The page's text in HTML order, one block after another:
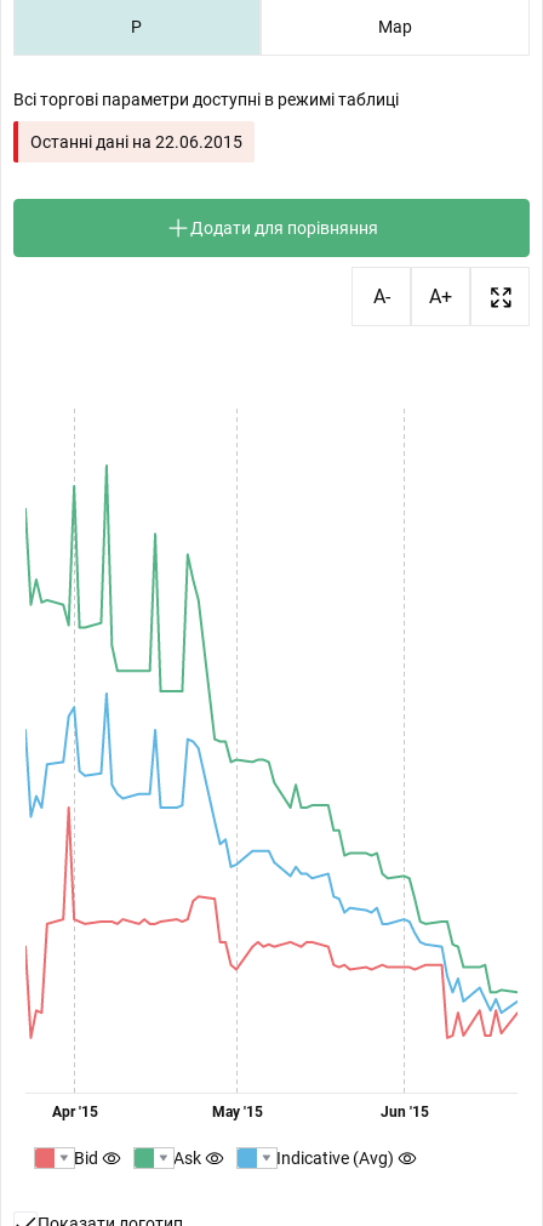
P Map
Всі торгові параметри доступні в режимі таблиці
Останні дані на 22.06.2015
Додати для порівняння
A- A+
Apr '15 May '15 Jun '15
Bid Ask Indicative (Avg)